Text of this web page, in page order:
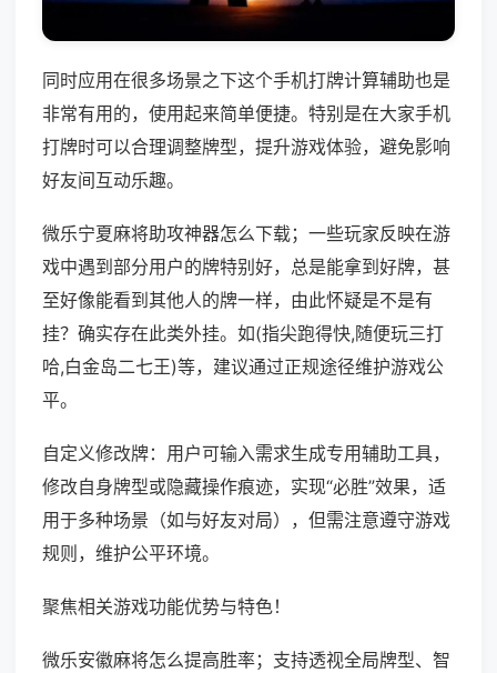
同时应用在很多场景之下这个手机打牌计算辅助也是
非常有用的，使用起来简单便捷。特别是在大家手机
打牌时可以合理调整牌型，提升游戏体验，避免影响
好友间互动乐趣。
微乐宁夏麻将助攻神器怎么下载；一些玩家反映在游
戏中遇到部分用户的牌特别好，总是能拿到好牌，甚
至好像能看到其他人的牌一样，由此怀疑是不是有
挂？确实存在此类外挂。如(指尖跑得快,随便玩三打
哈,白金岛二七王)等，建议通过正规途径维护游戏公
平。
自定义修改牌：用户可输入需求生成专用辅助工具，
修改自身牌型或隐藏操作痕迹，实现“必胜”效果，适
用于多种场景（如与好友对局），但需注意遵守游戏
规则，维护公平环境。
聚焦相关游戏功能优势与特色！
微乐安徽麻将怎么提高胜率；支持透视全局牌型、智